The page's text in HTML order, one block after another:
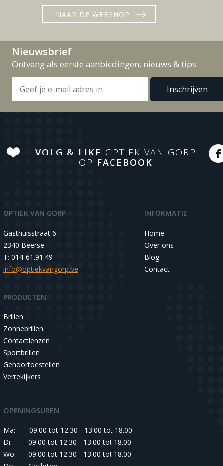
NAAR DE WEBSHOP
Nieuwsbrief
Ontvang als eerste aanbiedingen, nieuws & tips
VOLG & LIKE OPTIEK VAN GORP
OP FACEBOOK
OPTIEK VAN GORP
Gasthuisstraat 6
2340 Beerse
T: 014-61.91.49
info@optiekvangorp.be
INFORMATIE
Home
Over ons
Blog
Contact
PRODUCTEN
Brillen
Zonnebrillen
Contactlenzen
Sportbrillen
Gehoortoestellen
Verrekijkers
OPENINGSUREN
Ma:
09.00 tot 12.30 - 13.00 tot 18.00
Di:
09.00 tot 12.30 - 13.00 tot 18.00
Wo:
09.00 tot 12.30 - 13.00 tot 18.00